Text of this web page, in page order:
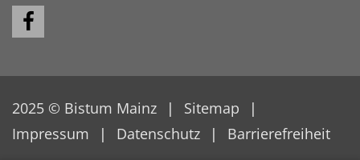
2025 © Bistum Mainz
Sitemap
Impressum
Datenschutz Barrierefreiheit